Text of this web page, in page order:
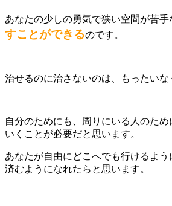
あなたの少しの勇気で狭い空間が苦手
すことができるのです。
治せるのに治さないのは、もったいな
自分のためにも、周りにいる人のた
いくことが必要だと思います。
あなたが自由にどこへでも行けるよ
済むようになれたらと思います。